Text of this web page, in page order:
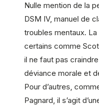
Nulle mention de la
DSM IV, manuel de
troubles mentaux.
certains comme
il ne faut pas
déviance morale et
Pour d’autres,
Pagnard, il s’agit